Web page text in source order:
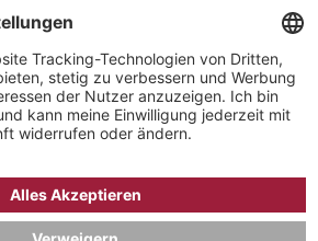
& Scher GmbH / Watchandco GmbH